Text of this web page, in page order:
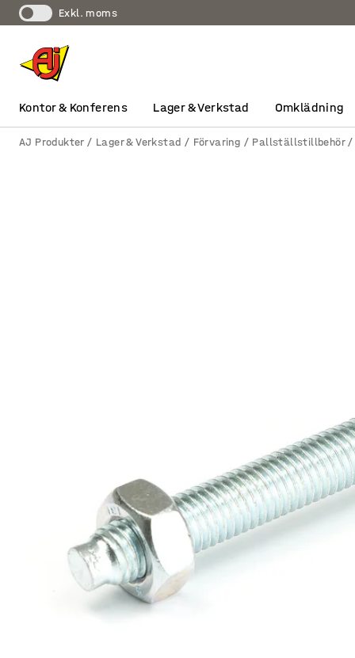
exkl. moms
Kontor & Konferens Lager & Verkstad Omklädning
AJ Produkter Lager & Verkstad Förvaring Pallställstillbehör